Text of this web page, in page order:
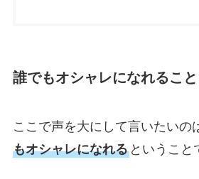
誰でもオシャレになれること
ここで声を大にして言いたいの
もオシャレになれるということ